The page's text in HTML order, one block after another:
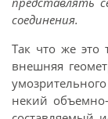
соединения.
Так что же это
внешняя
некий